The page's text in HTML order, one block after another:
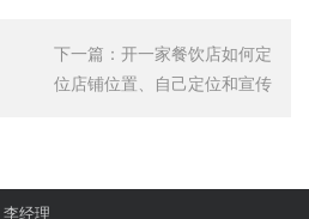
下一篇： 开一家餐饮店如何定
位店铺位置、自己定位和宣传
经理